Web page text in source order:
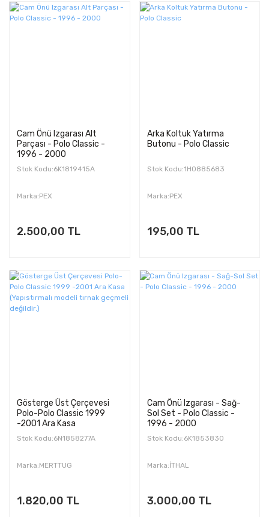
Cam Önü Izgarası Alt
Parçası - Polo Classic -
1996 - 2000
Stok Kodu:6K1819415A
Marka:PEX
2.500,00 TL
Arka Koltuk Yatırma
Butonu - Polo Classic
Stok Kodu:1H0885683
Marka:PEX
195,00 TL
Gösterge Üst Çerçevesi
Polo-Polo Classic 1999
-2001 Ara Kasa
(Yapıstırmalı modeli tırnak
geçmeli değildir.)
Stok Kodu:6N1858277A
Marka:MERTTUG
1.820,00 TL
Cam Önü Izgarası - Sağ-
Sol Set - Polo Classic -
1996 - 2000
Stok Kodu:6K1853830
Marka:İTHAL
3.000,00 TL